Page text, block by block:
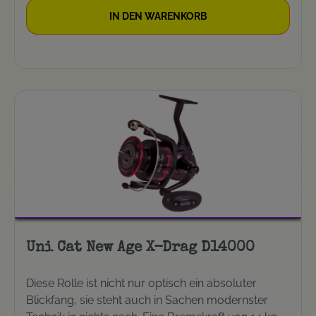
Schnurfassungsvermögen Übersetzung: 3,3 : 1
IN DEN WARENKORB
Uni Cat New Age X-Drag D14000
Diese Rolle ist nicht nur optisch ein absoluter
Blickfang, sie steht auch in Sachen modernster